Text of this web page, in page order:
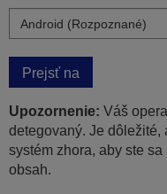
Prejsť na
Upozornenie: Váš
detegovaný. Je dôležité,
systém zhora, aby ste
obsah.